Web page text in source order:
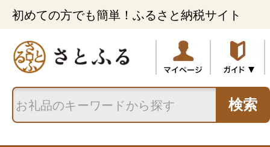
初めての方でも簡単！ふるさと納税サイト
検索